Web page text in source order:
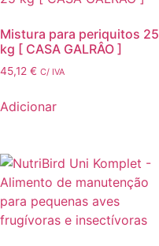
Mistura para periquitos 25
kg [ CASA GALRÂO ]
45,12 € C/ IVA
Adicionar